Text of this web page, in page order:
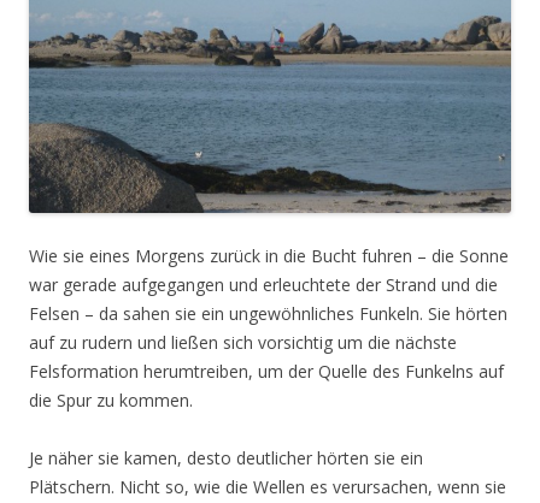
Wie sie eines Morgens zurück in die Bucht fuhren – die Sonne
war gerade aufgegangen und erleuchtete der Strand und die
Felsen – da sahen sie ein ungewöhnliches Funkeln. Sie hörten
auf zu rudern und ließen sich vorsichtig um die nächste
Felsformation herumtreiben, um der Quelle des Funkelns auf
die Spur zu kommen.
Je näher sie kamen, desto deutlicher hörten sie ein
Plätschern. Nicht so, wie die Wellen es verursachen, wenn sie